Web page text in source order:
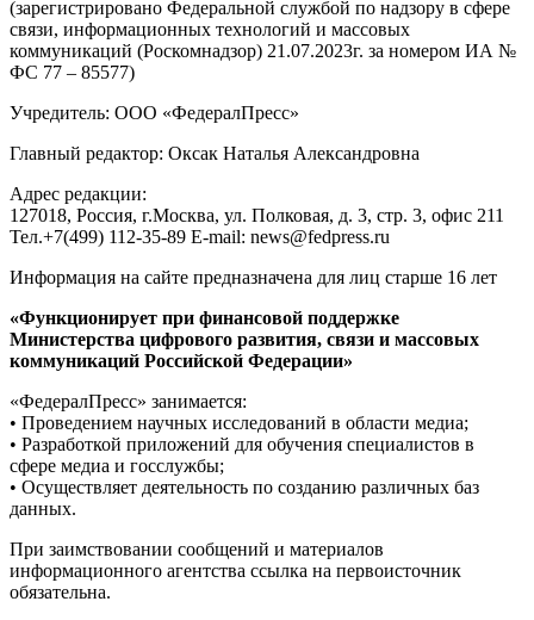
(зарегистрировано Федеральной службой по надзору в сфере
связи, информационных технологий и массовых
коммуникаций (Роскомнадзор) 21.07.2023г. за номером ИА №
ФС 77 – 85577)
Учредитель: ООО «ФедералПресс»
Главный редактор: Оксак Наталья Александровна
Адрес редакции:
127018, Россия, г.Москва, ул. Полковая, д. 3, стр. 3, офис 211
Тел.+7(499) 112-35-89 E-mail: news@fedpress.ru
Информация на сайте предназначена для лиц старше 16 лет
«Функционирует при финансовой поддержке
Министерства цифрового развития, связи и массовых
коммуникаций Российской Федерации»
«ФедералПресс» занимается:
• Проведением научных исследований в области медиа;
• Разработкой приложений для обучения специалистов в
сфере медиа и госслужбы;
• Осуществляет деятельность по созданию различных баз
данных.
При заимствовании сообщений и материалов
информационного агентства ссылка на первоисточник
обязательна.